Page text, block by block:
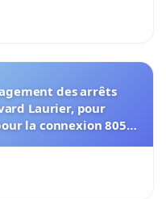
des arrêts
Laurier, pour
la connexion 805-